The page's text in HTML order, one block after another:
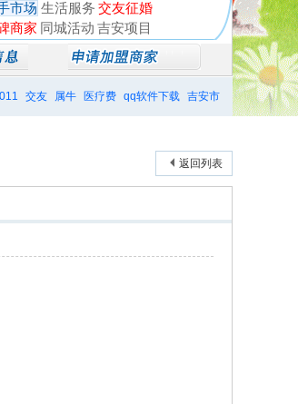
市场 生活服务 交友征婚
商家 同城活动 吉安项目
交友 属牛 医疗费 qq软件下载 吉安市
返回列表